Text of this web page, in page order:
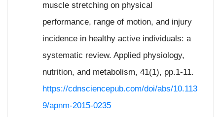
muscle stretching on physical
performance, range of motion, and injury
incidence in healthy active individuals: a
systematic review. Applied physiology,
nutrition, and metabolism, 41(1), pp.1-11.
https://cdnsciencepub.com/doi/abs/10.113
9/apnm-2015-0235